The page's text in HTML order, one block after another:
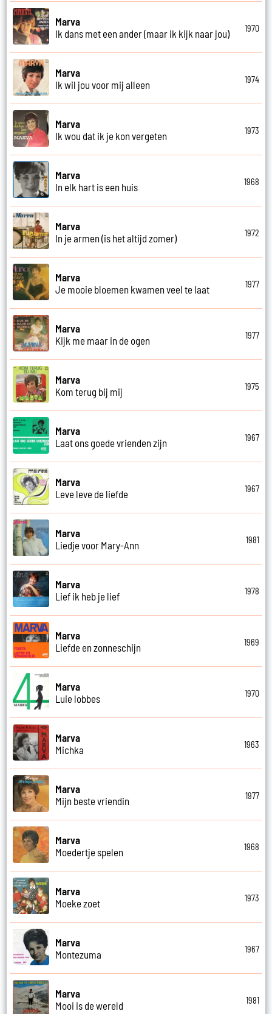
Marva
Ik dans met een ander (maar ik kijk naar jou)
1970
Marva
Ik wil jou voor mij alleen
1974
Marva
Ik wou dat ik je kon vergeten
1973
Marva
In elk hart is een huis
1968
Marva
In je armen (is het altijd zomer)
1972
Marva
Je mooie bloemen kwamen veel te laat
1977
Marva
Kijk me maar in de ogen
1977
Marva
Kom terug bij mij
1975
Marva
Laat ons goede vrienden zijn
1967
Marva
Leve leve de liefde
1967
Marva
Liedje voor Mary-Ann
1981
Marva
Lief ik heb je lief
1978
Marva
Liefde en zonneschijn
1969
Marva
Luie lobbes
1970
Marva
Michka
1963
Marva
Mijn beste vriendin
1977
Marva
Moedertje spelen
1968
Marva
Moeke zoet
1973
Marva
Montezuma
1967
Marva
Mooi is de wereld
1981